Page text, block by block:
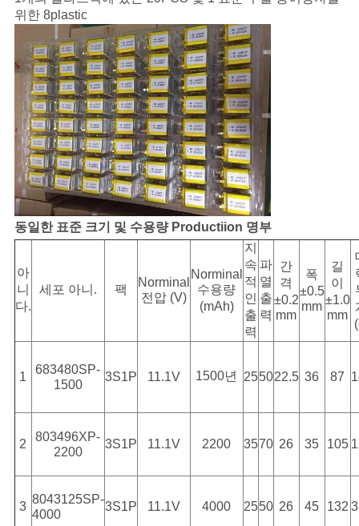
위한 8plastic
동일한 표준 크기 및 수용량 Productiion 명부
아
니
다.
세포 아니. 팩
Norminal
전압 (V)
Norminal
수용량
(mAh)
지
속
적
인
출
력
파
열
출
력
간
격
±0.2
mm
폭
±0.5
mm
길
이
±1.0
mm
1
683480SP-
1500
3S1P 11.1V 1500년 255022.5 36 87
2
803496XP-
2200
3S1P 11.1V 2200 3570 26 35 105
3
8043125SP-
4000
3S1P 11.1V 4000 2550 26 45 132